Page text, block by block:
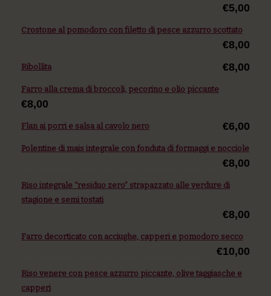
€5,00
Crostone al pomodoro con filetto di pesce azzurro scottato
€8,00
Ribollita €8,00
Farro alla crema di broccoli, pecorino e olio piccante
€8,00
Flan ai porri e salsa al cavolo nero €6,00
Polentine di mais integrale con fonduta di formaggi e nocciole
€8,00
Riso integrale “residuo zero” strapazzato alle verdure di
stagione e semi tostati
€8,00
Farro decorticato con acciughe, capperi e pomodoro secco
€10,00
Riso venere con pesce azzurro piccante, olive taggiasche e
capperi